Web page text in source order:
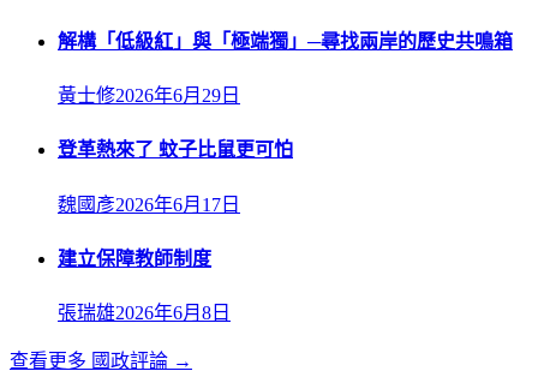
解構「低級紅」與「極端獨」─尋找兩岸的歷史共鳴箱
黃士修2026年6月29日
登革熱來了 蚊子比鼠更可怕
魏國彥2026年6月17日
建立保障教師制度
張瑞雄2026年6月8日
查看更多 國政評論 →